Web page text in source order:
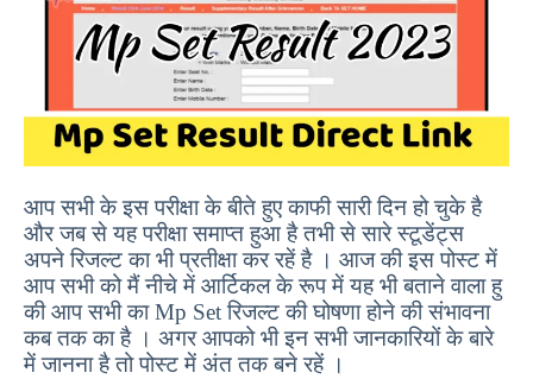
आप सभी के इस परीक्षा के बीते हुए काफी सारी दिन हो चुके है
और जब से यह परीक्षा समाप्त हुआ है तभी से सारे स्टूडेंट्स
अपने रिजल्ट का भी प्रतीक्षा कर रहें है । आज की इस पोस्ट में
आप सभी को मैं नीचे में आर्टिकल के रूप में यह भी बताने वाला हु
की आप सभी का Mp Set रिजल्ट की घोषणा होने की संभावना
कब तक का है । अगर आपको भी इन सभी जानकारियों के बारे
में जानना है तो पोस्ट में अंत तक बने रहें ।